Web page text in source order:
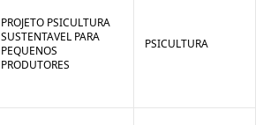
PROJETO PSICULTURA
SUSTENTAVEL PARA
PEQUENOS
PRODUTORES
PSICULTURA